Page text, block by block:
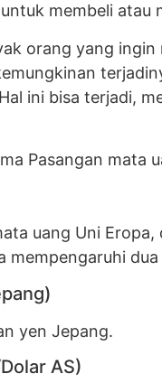
membeli
orang yang
ini bisa terjadi,
Pasangan
uang Uni
mempengaruhi
yen Jepang.
AS)